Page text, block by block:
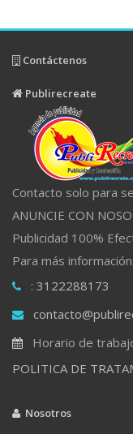
Contáctenos
Publirecreate
Contacto solo para
ANUNCIE CON
Publicidad 100%
Para más información
: 3122288173
Horario de
POLITICA DE
Nosotros